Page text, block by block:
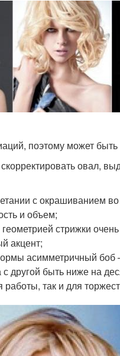
поэтому может
овал,
с окрашиванием
и объем;
стрижки
акцент;
асимметричный боб
другой быть ниже на
работы, так и для